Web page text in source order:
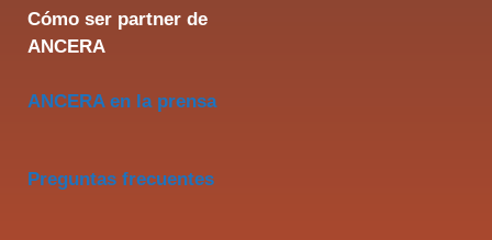
Cómo ser partner de
ANCERA
ANCERA en la prensa
Preguntas frecuentes